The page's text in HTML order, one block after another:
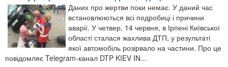
Даних про жертви поки немає. У даний час
встановлюються всі подробиці і причини
аварії. У четвер, 14 червня, в Ірпені Київської
області сталася жахлива ДТП, у результаті
якої автомобіль розірвало на частини. Про це
повідомляє Telegram-канал DTP KIEV IN...